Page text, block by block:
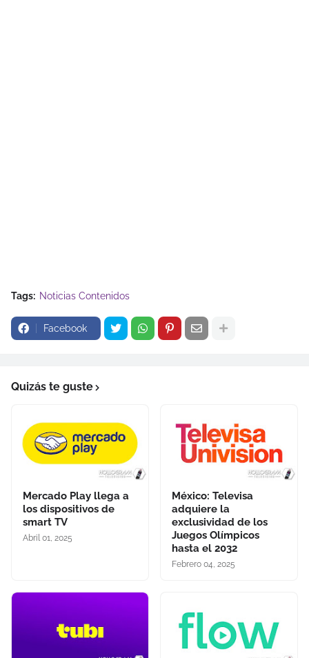
Tags: Noticias Contenidos
Facebook
Quizás te guste
Mercado Play llega a
los dispositivos de
smart TV
Abril 01, 2025
México: Televisa
adquiere la
exclusividad de los
Juegos Olímpicos
hasta el 2032
Febrero 04, 2025